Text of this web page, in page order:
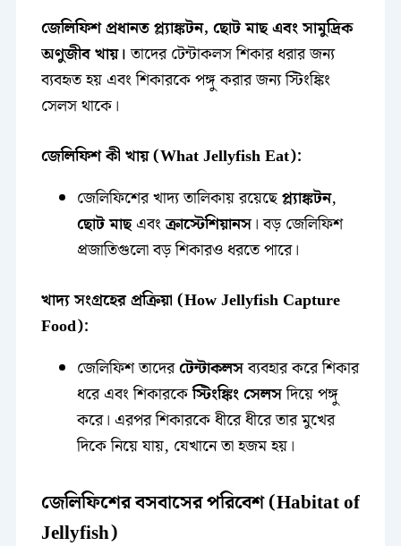
জেলিফিশ প্রধানত প্ল্যাঙ্কটন, ছোট মাছ এবং সামুদ্রিক
অণুজীব খায়।তাদের টেন্টাকলস শিকার ধরার জন্য
ব্যবহৃত হয় এবং শিকারকে পঙ্গু করার জন্য স্টিংঙ্কিং
সেলস থাকে।
জেলিফিশ কী খায় (What Jellyfish Eat):
জেলিফিশের খাদ্য তালিকায় রয়েছেপ্ল্যাঙ্কটন,
ছোট মাছএবংক্রাস্টেশিয়ানস। বড় জেলিফিশ
প্রজাতিগুলো বড় শিকারও ধরতে পারে।
খাদ্য সংগ্রহের প্রক্রিয়া (How Jellyfish Capture
Food):
জেলিফিশ তাদেরটেন্টাকলসব্যবহার করে শিকার
ধরে এবং শিকারকেস্টিংঙ্কিং সেলসদিয়ে পঙ্গু
করে। এরপর শিকারকে ধীরে ধীরে তার মুখের
দিকে নিয়ে যায়, যেখানে তা হজম হয়।
জেলিফিশের বসবাসের পরিবেশ (Habitat of
Jellyfish)